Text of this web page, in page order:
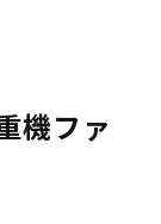
機ファ